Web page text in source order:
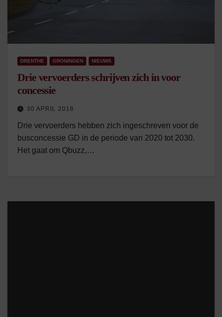
DRENTHE GRONINGEN NIEUWS
Drie vervoerders schrijven zich in voor
concessie
30 APRIL 2018
Drie vervoerders hebben zich ingeschreven voor de
busconcessie GD in de periode van 2020 tot 2030.
Het gaat om Qbuzz,…